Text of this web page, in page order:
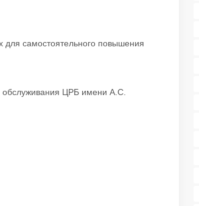
для самостоятельного повышения
ЦРБ имени А.С.